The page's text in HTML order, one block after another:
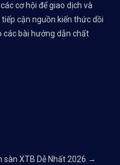
cơ hội để giao dịch và
cận nguồn kiến thức dồi
các bài hướng dẫn chất
sàn XTB Dễ Nhất 2026 →